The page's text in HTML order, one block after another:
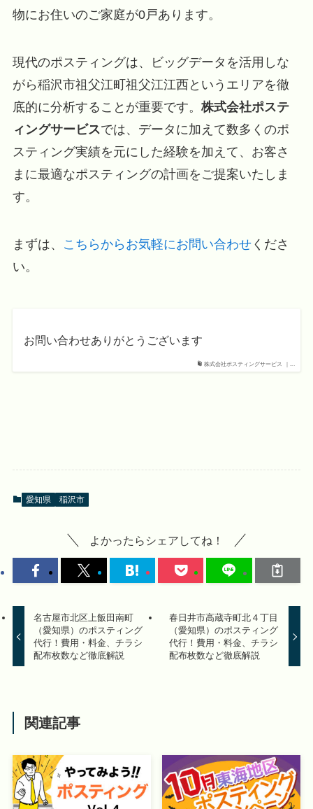
物にお住いのご家庭が0戸あります。
現代のポスティングは、ビッグデータを活用しな
がら稲沢市祖父江町祖父江江西というエリアを徹
底的に分析することが重要です。 株式会社ポステ
ィングサービスでは、データに加えて数多くのポ
スティング実績を元にした経験を加えて、お客さ
まに最適なポスティングの計画をご提案いたしま
す。
まずは、 こちらからお気軽にお問い合わせくださ
い。
株式会社ポスティングサービス ｜...
お問い合わせありがとうございます
愛知県 稲沢市
よかったらシェアしてね！
名古屋市北区上飯田南町
（愛知県）のポスティング
代行！費用・料金、チラシ
配布枚数など徹底解説
春日井市高蔵寺町北４丁目
（愛知県）のポスティング
代行！費用・料金、チラシ
配布枚数など徹底解説
関連記事